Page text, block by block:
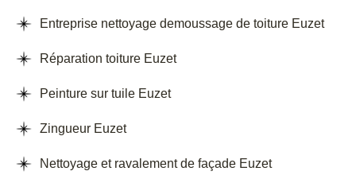
Entreprise nettoyage demoussage de toiture Euzet
Réparation toiture Euzet
Peinture sur tuile Euzet
Zingueur Euzet
Nettoyage et ravalement de façade Euzet